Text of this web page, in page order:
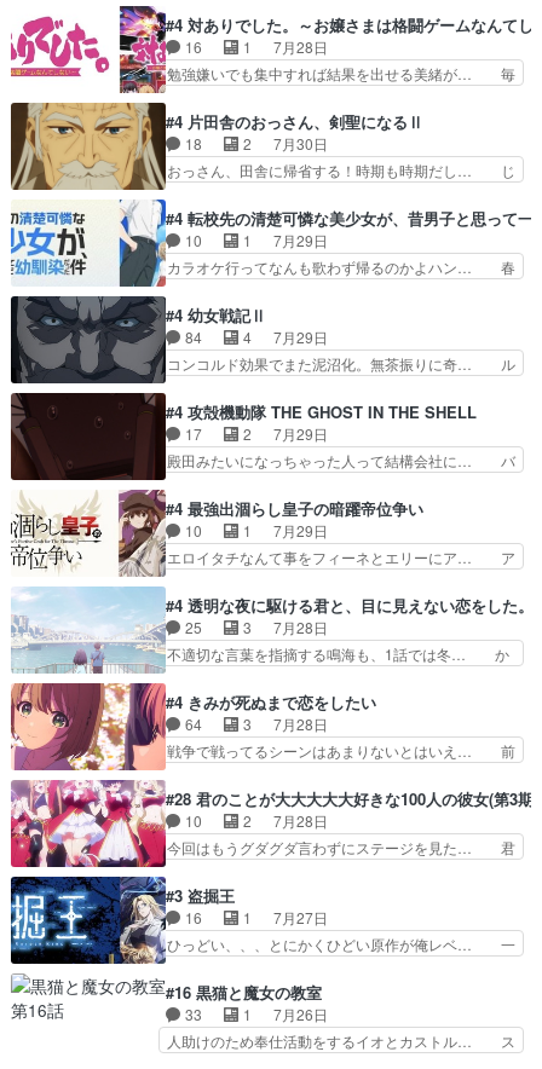
系列が4話と入れ替わってるのね… こんなデカイ
のどうやって運ぶんだよ！？姉… ダラさん、人型
形態にもなれるんか!?w髪…
国の奴らも馬鹿が多いが、夜の国も同じ… ご視聴
ありがとうございました来週もよろし… 握った◯
治郎（中の人的に）仲間であるプレ… ヨコヤの頭
の回転の速さと人間の心理を利用… 夜の国のヨコ
で夜の国の独裁支配を強化、… やはりヨコヤいい
ですね。昼の国が勝てる流… 役で出演いたしまし
た。次回も緊張が止まり…
#4 対ありでした。～お嬢さまは格闘ゲームなんてし
16 1
7月28日
勉強嫌いでも集中すれば結果を出せる美緒が… 毎
なゲームも相手が強すぎるとやる気無く… テー
マ：テスト勉強と大会感想は、美緒がテ… すげー
ーーーーーーーー良い……。女性声優… 深夜の格
ゲー対戦よりテストの方がよっぽど… 真剣に授業
ストに向けて勉強会！美緒ちゃ… 受験勉強と戦闘
の2択なら戦闘を選ぶ娘w美… 勉強嫌いでバトル
を選ぶって、ひぐらしの沙…
#4 片田舎のおっさん、剣聖になるⅡ
18 2
7月30日
おっさん、田舎に帰省する！時期も時期だし… じ
れない爺さんには夢が詰まってると思う… クル
ニ、ヘンブリッツ、ミュイと一緒におっ… 帰省、
お供ヒロインはクルニ。順番的には確… 父親から
手紙が来た。サーベルボアの退治の… ここでヘン
家に帰ることに・ベリルはミュ… おっさんの親と
なるとお爺ちゃんだよね孫扱… ・ベリル、実家に
帰ることに・ベリルはミュ…
#4 転校先の清楚可憐な美少女が、昔男子と思って一
10 1
7月29日
カラオケ行ってなんも歌わず帰るのかよハン… 春
やらあの女優さんが春希のお母さんのよ… 春希ち
ゃん姫ちゃんに野菜の子も凄え可愛い… 隼人くん
のスマホを買いに行ってたけど完全… 第４話を
U-NEXTで視聴しました。視聴… スマホを買うた
見始めてたけどなんだかん… いきなりシリアス展
開ぶち込んでくるじゃん… 春希の家庭事情は複
雑。食事とか隼人が親身…
#4 幼女戦記Ⅱ
84 4
7月29日
コンコルド効果でまた泥沼化。無茶振りに奇… ル
グを更新しました!!宜しければ、是非… 計画通り
にはいかないね笑やり遂げた(ほぼ… 今回もター
ニャに不都合なことがあったりし… 白髪の男性が
語った家族を失った喪無感が、… 連邦に対して有
油を注ぐターニャの勝利軍… 犠牲を払っても良い
ならお前たちが前線へ行… 戦闘がアッサリし過ぎ
じゃない？戦争がメイ…
#4 攻殻機動隊 THE GHOST IN THE SHELL
17 2
7月29日
殿田みたいになっちゃった人って結構会社に… バ
見た目もうただのロボでしかないんだよ… 俺らの
汗拭きそりゃいやだろwwバトー＆ト… イノセン
スの元となった回だけど、ガイノイ… アダム・リ
ンクやジェイムスン(教授)型サ… アンドロイドも
センスの土台になったエピ… コミカルなのにも慣
れてきました。１話でし… ロボットの反乱は今と
なっては良くある話し…
#4 最強出涸らし皇子の暗躍帝位争い
10 1
7月29日
エロイタチなんて事をフィーネとエリーにア… ア
スターを呼ぶ笛？黒幕は狩猟祭とは関係… 平凡な
少女に見える眼鏡w眼鏡属性は持ち合… 神アニ
メ、ケテーイ！「騎士狩猟祭、前夜の… フィーネ
がアルノルトに活躍してもらいたが… 第４話を
とフィーネの２度目のデート出… マジできな臭い
ぞ帝位争い。姉からの刺客を… ふぃーねと町の様
子を見に行ったら町中で窃…
#4 透明な夜に駆ける君と、目に見えない恋をした。
25 3
7月28日
不適切な言葉を指摘する鳴海も、1話では冬… か
接していいのかわからず戸惑うかけるも… 盲目だ
と相手の表情も分からないからどう思… 今期のバ
ックナンバーみたいなOPアニメ。… 初デートで
冬月を笑わせようとする姿も冬月… 特に大きな事
を笑わせようとする姿も冬月… 3話までは主人公
がどうでもいいことでずっ… 花火購入に浅草へ…
行き当たりばったり訪問…
#4 きみが死ぬまで恋をしたい
64 3
7月28日
戦争で戦ってるシーンはあまりないとはいえ… 前
の存在で揺らぐ14クラス約束された死… ミミの
秘密をあっさり受け入れたのは拍子抜… 蘇生魔法
って下衆い国なら進退窮まったら手… 蘇生魔法ヤ
バイけどミミいなかったら詰んで… アニメオタク
うございました！アリとセイ… ごめん、そういう
話がしたい作品じゃないの… 第４話感想：その口
止め効果あるかな？ミミ…
#28 君のことが大大大大大好きな100人の彼女(第3期)
10 2
7月28日
今回はもうグダグダ言わずにステージを見た… 君
カノ版ラブライブ！？こういうのは人… 俺、みん
なのレッスン動画をDVDが焼きき… アナウンス
役で出演いたしましたみんなのア… 恋太郎ファミ
リーがガチでアイドルに挑戦！… ギャグギャグし
カノGirlfrien… 『アイドル伝説恋太郎ファミリ
ー』にて「ア… 安木路佐ウル子役で出演いたしま
したクォリ…
#3 盗掘王
16 1
7月27日
ひっどい、、、とにかくひどい原作が俺レベ… 一
美咲さんと言えば幼女！アイマスの市原… 遼河は
目的の為には人命も軽視するタイプの… 4つのス
キルが揃う。広い墓を捜索中、遼河… 村正はそん
なおどろおどろしいエピソードあ… 気持ちよくし
#16 黒猫と魔女の教室
33 1
7月26日
人助けのため奉仕活動をするイオとカストル… ス